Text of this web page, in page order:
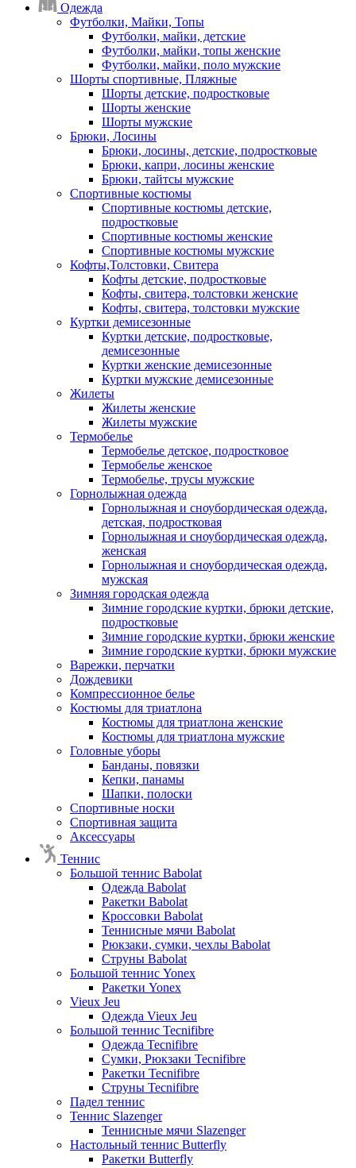
Одежда
Футболки, Майки, Топы
Футболки, майки, детские
Футболки, майки, топы женские
Футболки, майки, поло мужские
Шорты спортивные, Пляжные
Шорты детские, подростковые
Шорты женские
Шорты мужские
Брюки, Лосины
Брюки, лосины, детские, подростковые
Брюки, капри, лосины женские
Брюки, тайтсы мужские
Спортивные костюмы
Спортивные костюмы детские,
подростковые
Спортивные костюмы женские
Спортивные костюмы мужские
Кофты,Толстовки, Свитера
Кофты детские, подростковые
Кофты, свитера, толстовки женские
Кофты, свитера, толстовки мужские
Куртки демисезонные
Куртки детские, подростковые,
демисезонные
Куртки женские демисезонные
Куртки мужские демисезонные
Жилеты
Жилеты женские
Жилеты мужские
Термобелье
Термобелье детское, подростковое
Термобелье женское
Термобелье, трусы мужские
Горнолыжная одежда
Горнолыжная и сноубордическая одежда,
детская, подростковая
Горнолыжная и сноубордическая одежда,
женская
Горнолыжная и сноубордическая одежда,
мужская
Зимняя городская одежда
Зимние городские куртки, брюки детские,
подростковые
Зимние городские куртки, брюки женские
Зимние городские куртки, брюки мужские
Варежки, перчатки
Дождевики
Компрессионное белье
Костюмы для триатлона
Костюмы для триатлона женские
Костюмы для триатлона мужские
Головные уборы
Банданы, повязки
Кепки, панамы
Шапки, полоски
Спортивные носки
Спортивная защита
Аксессуары
Теннис
Большой теннис Babolat
Одежда Babolat
Ракетки Babolat
Кроссовки Babolat
Теннисные мячи Babolat
Рюкзаки, сумки, чехлы Babolat
Струны Babolat
Большой теннис Yonex
Ракетки Yonex
Vieux Jeu
Одежда Vieux Jeu
Большой теннис Tecnifibre
Одежда Tecnifibre
Сумки, Рюкзаки Tecnifibre
Ракетки Tecnifibre
Струны Tecnifibre
Падел теннис
Теннис Slazenger
Теннисные мячи Slazenger
Настольный теннис Butterfly
Ракетки Butterfly